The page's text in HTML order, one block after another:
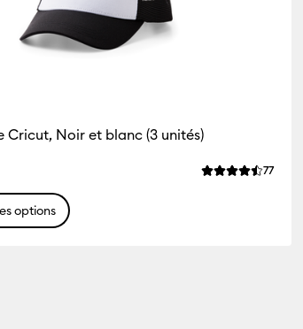
est 4.5 sur 5.
Cricut, Noir et blanc (3 unités)
La note
77
options